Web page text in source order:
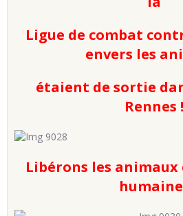
Ligue de combat
envers les
étaient de sortie
Rennes !
Libérons les